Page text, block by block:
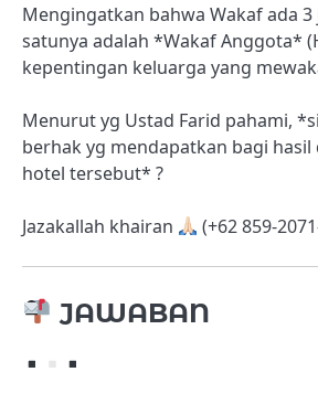
Mengingatkan bahwa Wakaf ada 3
satunya adalah *Wakaf Anggota*
kepentingan keluarga yang
Menurut yg Ustad Farid pahami,
berhak yg mendapatkan bagi
hotel tersebut* ?
Jazakallah khairan (+62 859-
JAWABAN